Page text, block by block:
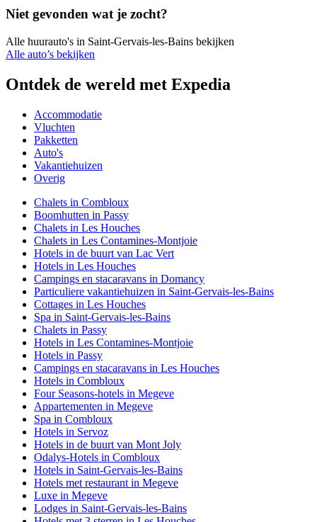
Niet gevonden wat je zocht?
Alle huurauto's in Saint-Gervais-les-Bains bekijken
Alle auto’s bekijken
Ontdek de wereld met Expedia
Accommodatie
Vluchten
Pakketten
Auto's
Vakantiehuizen
Overig
Chalets in Combloux
Boomhutten in Passy
Chalets in Les Houches
Chalets in Les Contamines-Montjoie
Hotels in de buurt van Lac Vert
Hotels in Les Houches
Campings en stacaravans in Domancy
Particuliere vakantiehuizen in Saint-Gervais-les-Bains
Cottages in Les Houches
Spa in Saint-Gervais-les-Bains
Chalets in Passy
Hotels in Les Contamines-Montjoie
Hotels in Passy
Campings en stacaravans in Les Houches
Hotels in Combloux
Four Seasons-hotels in Megeve
Appartementen in Megeve
Spa in Combloux
Hotels in Servoz
Hotels in de buurt van Mont Joly
Odalys-Hotels in Combloux
Hotels in Saint-Gervais-les-Bains
Hotels met restaurant in Megeve
Luxe in Megeve
Lodges in Saint-Gervais-les-Bains